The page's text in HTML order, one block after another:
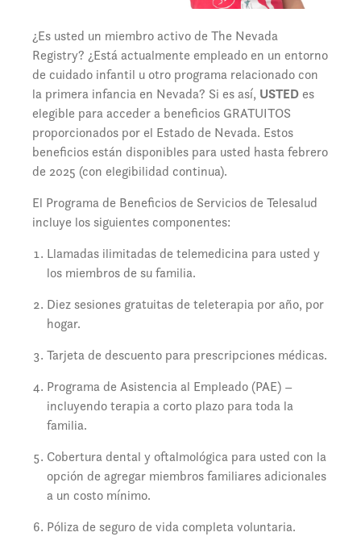
¿Es usted un miembro activo de The Nevada
Registry? ¿Está actualmente empleado en un entorno
de cuidado infantil u otro programa relacionado con
la primera infancia en Nevada? Si es así, USTEDes
elegible para acceder a beneficios GRATUITOS
proporcionados por el Estado de Nevada. Estos
beneficios están disponibles para usted hasta febrero
de 2025 (con elegibilidad continua).
El Programa de Beneficios de Servicios de Telesalud
incluye los siguientes componentes:
Llamadas ilimitadas de telemedicina para usted y
los miembros de su familia.
Diez sesiones gratuitas de teleterapia por año, por
hogar.
Tarjeta de descuento para prescripciones médicas.
Programa de Asistencia al Empleado (PAE) –
incluyendo terapia a corto plazo para toda la
familia.
Cobertura dental y oftalmológica para usted con la
opción de agregar miembros familiares adicionales
a un costo mínimo.
Póliza de seguro de vida completa voluntaria.